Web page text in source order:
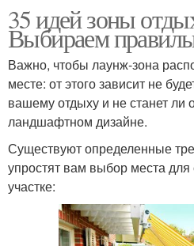
35 идей зоны
Выбираем
Важно, чтобы лаунж-зона
месте: от этого зависит не
вашему отдыху и не станет ли
ландшафтном дизайне.
Существуют определенные
упростят вам выбор места
участке: